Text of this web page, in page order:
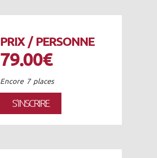
PRIX / PERSONNE
79.00€
Encore 7 places
S'INSCRIRE